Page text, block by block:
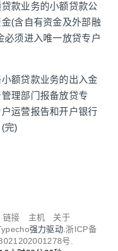
款业务的小额贷款公
(含自有资金及外部融
必须进入唯一放贷专户
额贷款业务的出入金
理部门报备放贷专
运营报告和开户银行
完)
链接 主机
关于
强力驱动. 浙ICP备
号.